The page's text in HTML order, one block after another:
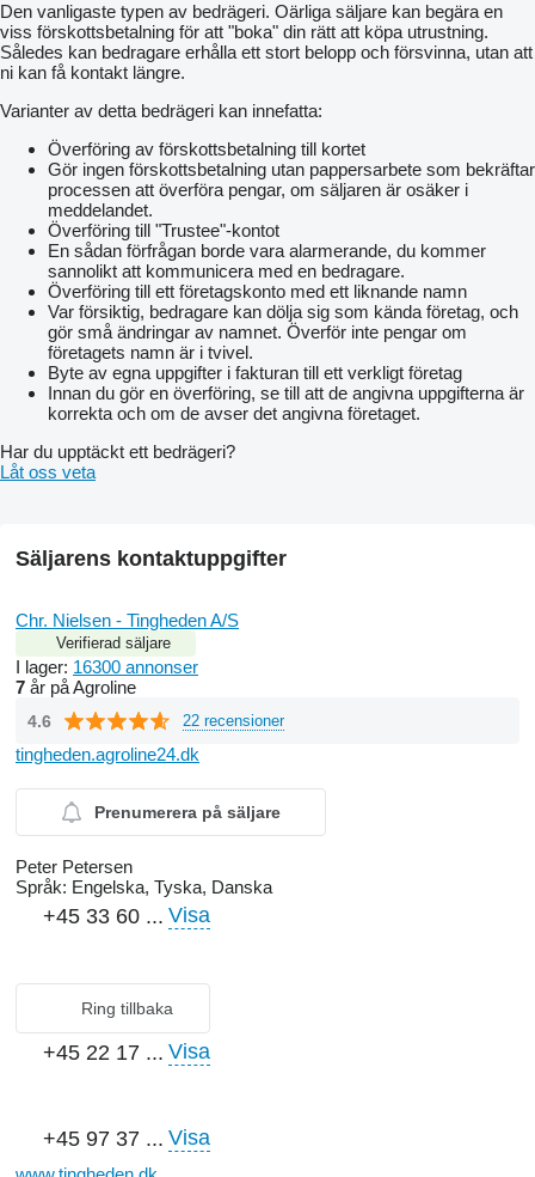
Den vanligaste typen av bedrägeri. Oärliga säljare kan begära en
viss förskottsbetalning för att "boka" din rätt att köpa utrustning.
Således kan bedragare erhålla ett stort belopp och försvinna, utan att
ni kan få kontakt längre.
Varianter av detta bedrägeri kan innefatta:
Överföring av förskottsbetalning till kortet
Gör ingen förskottsbetalning utan pappersarbete som bekräftar
processen att överföra pengar, om säljaren är osäker i
meddelandet.
Överföring till "Trustee"-kontot
En sådan förfrågan borde vara alarmerande, du kommer
sannolikt att kommunicera med en bedragare.
Överföring till ett företagskonto med ett liknande namn
Var försiktig, bedragare kan dölja sig som kända företag, och
gör små ändringar av namnet. Överför inte pengar om
företagets namn är i tvivel.
Byte av egna uppgifter i fakturan till ett verkligt företag
Innan du gör en överföring, se till att de angivna uppgifterna är
korrekta och om de avser det angivna företaget.
Har du upptäckt ett bedrägeri?
Låt oss veta
Säljarens kontaktuppgifter
Chr. Nielsen - Tingheden A/S
Verifierad säljare
I lager: 16300 annonser
7 år på Agroline
4.6 22 recensioner
tingheden.agroline24.dk
Prenumerera på säljare
Peter Petersen
Språk: Engelska, Tyska, Danska
+45 33 60 ... Visa
Ring tillbaka
+45 22 17 ... Visa
+45 97 37 ... Visa